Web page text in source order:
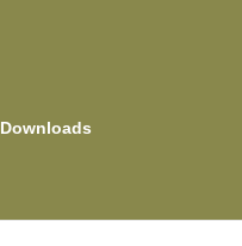
Downloads